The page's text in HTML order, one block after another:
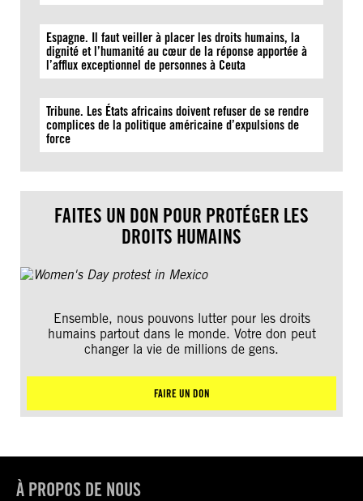
Espagne. Il faut veiller à placer les droits humains, la
dignité et l’humanité au cœur de la réponse apportée à
l’afflux exceptionnel de personnes à Ceuta
Tribune. Les États africains doivent refuser de se rendre
complices de la politique américaine d’expulsions de
force
FAITES UN DON POUR PROTÉGER LES
DROITS HUMAINS
Ensemble, nous pouvons lutter pour les droits
humains partout dans le monde. Votre don peut
changer la vie de millions de gens.
FAIRE UN DON
À PROPOS DE NOUS